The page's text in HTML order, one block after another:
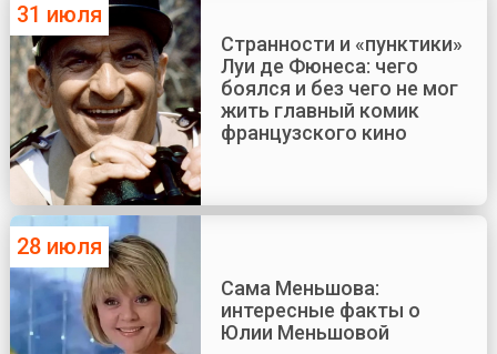
31 июля
Странности и «пунктики»
Луи де Фюнеса: чего
боялся и без чего не мог
жить главный комик
французского кино
28 июля
Сама Меньшова:
интересные факты о
Юлии Меньшовой